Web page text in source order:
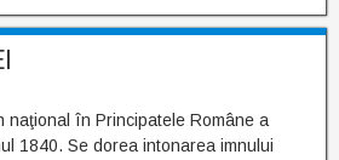
naţional în Principatele Române a
1840. Se dorea intonarea imnului